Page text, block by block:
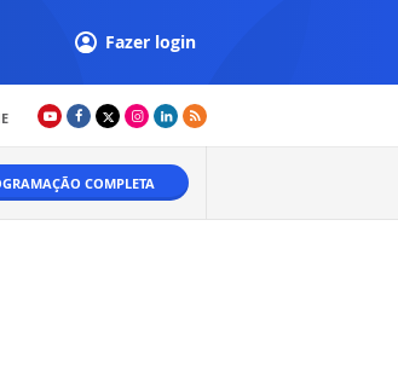
Fazer login
COMPLETA